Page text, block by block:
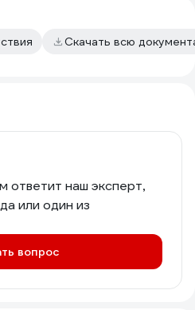
Скачать всю
ответит наш эксперт,
или один из
вопрос